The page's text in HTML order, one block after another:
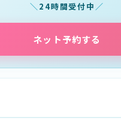
24時間受付中
ネット予約する